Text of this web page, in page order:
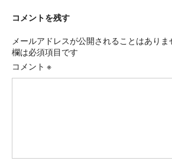
コメントを残す
メールアドレスが公開されることはありま
欄は必須項目です
コメント ※